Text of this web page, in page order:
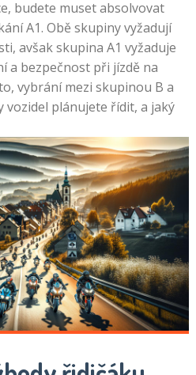
budete muset absolvovat
A1. Obě skupiny vyžadují
avšak skupina A1 vyžaduje
a bezpečnost při jízdě na
vybrání mezi skupinou B a
vozidel plánujete řídit, a jaký